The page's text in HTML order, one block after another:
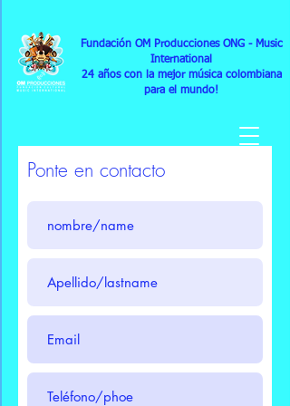
Fundación OM Producciones ONG- Music
International
24años con la mejor música colombiana
para el mundo!
Ponte en contacto